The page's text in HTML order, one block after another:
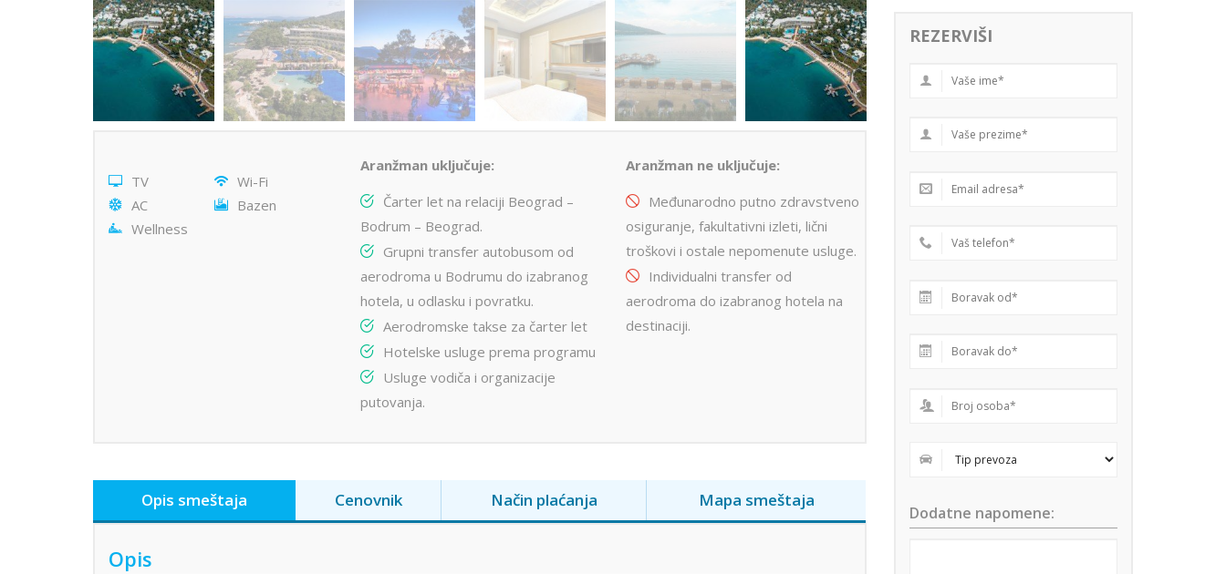
TV
Wi-Fi
AC
Bazen
Wellness
Aranžman uključuje:
Čarter let na relaciji Beograd –
Bodrum – Beograd.
Grupni transfer autobusom od
aerodroma u Bodrumu do izabranog
hotela, u odlasku i povratku.
Aerodromske takse za čarter let
Hotelske usluge prema programu
Usluge vodiča i organizacije
putovanja.
Aranžman ne uključuje:
Međunarodno putno zdravstveno
osiguranje, fakultativni izleti, lični
troškovi i ostale nepomenute usluge.
Individualni transfer od
aerodroma do izabranog hotela na
destinaciji.
Opis smeštaja Cenovnik Način plaćanja Mapa smeštaja
Opis
REZERVIŠI
Dodatne napomene: